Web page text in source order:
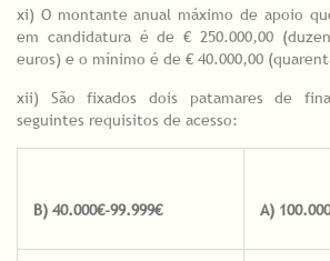
xi) O montante anual máximo de apoio
em candidatura é de € 250.000,00
euros) e o mínimo é de € 40.000,00
xii) São fixados dois patamares de
seguintes requisitos de acesso:
B) 40.000€-99.999€ A)